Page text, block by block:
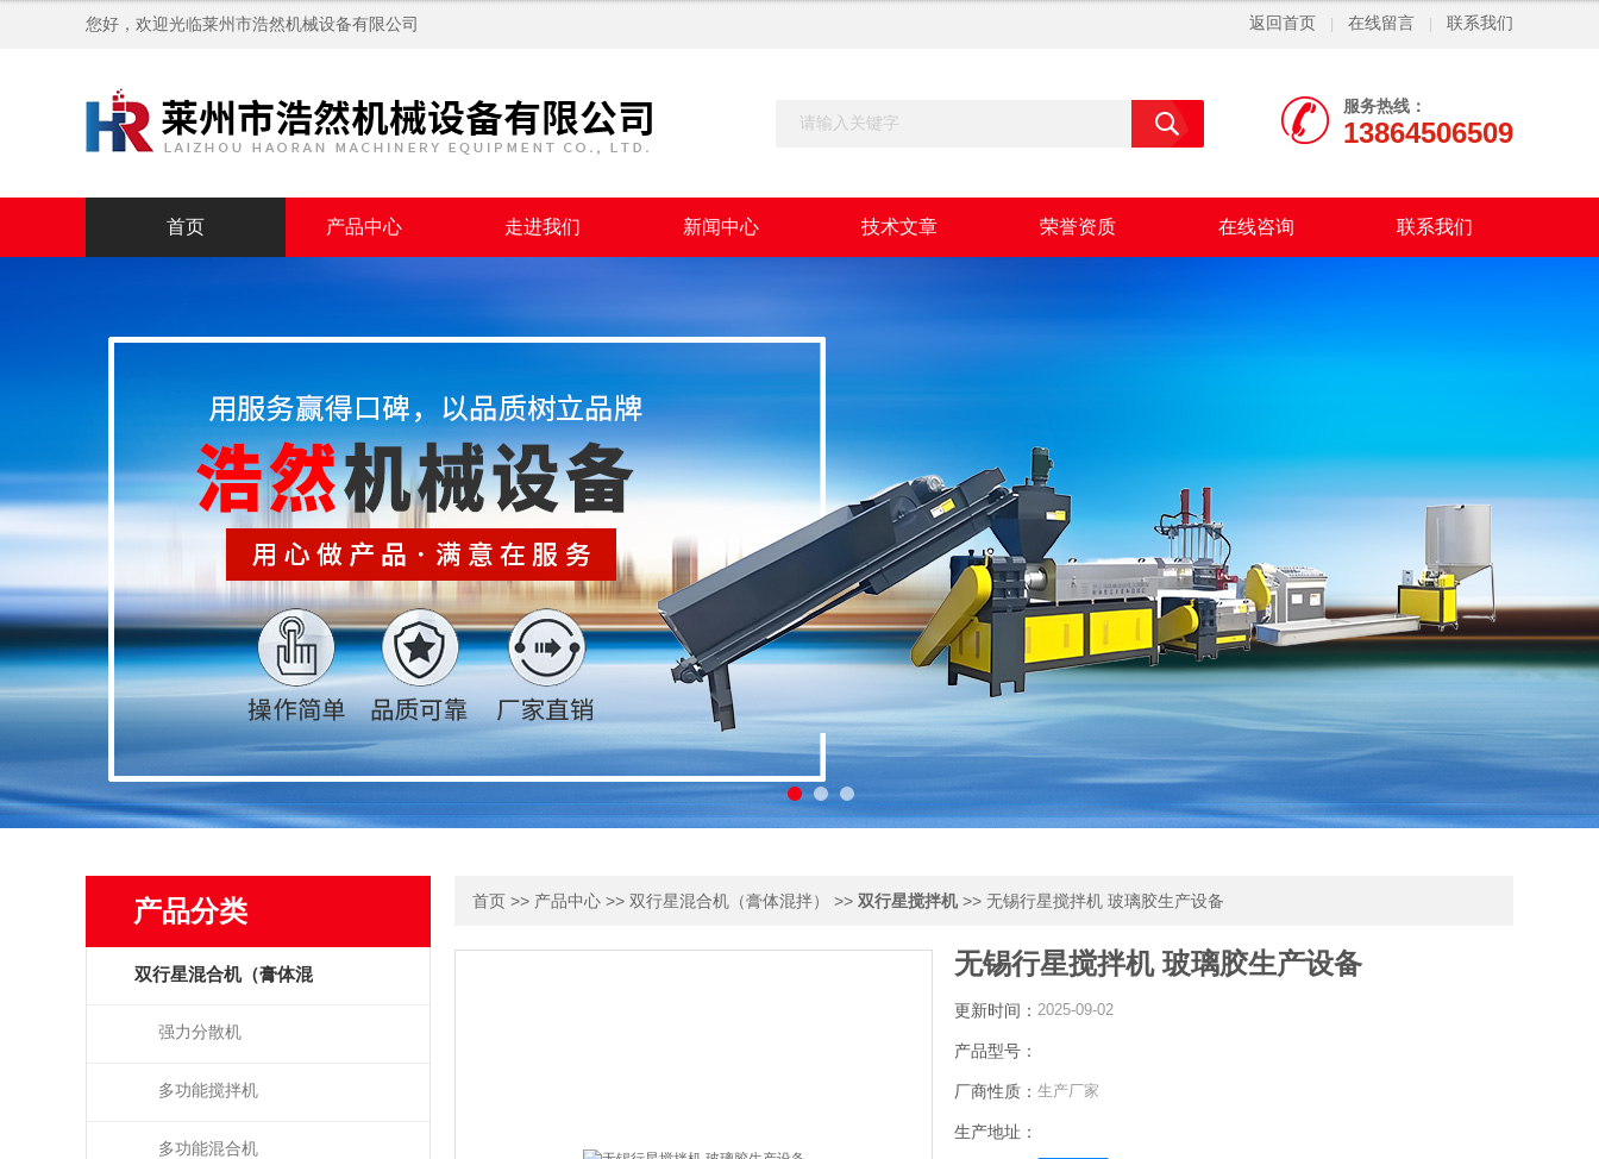
您好，欢迎光临莱州市浩然机械设备有限公司 返回首页 在线留言 联系我们
服务热线：
13864506509
首页 产品中心 走进我们 新闻中心 技术文章 荣誉资质 在线咨询 联系我们
产品分类
双行星混合机（膏体混
拌）强力分散机
多功能搅拌机
多功能混合机
首页 >> 产品中心 >> 双行星混合机（膏体混拌） >> 双行星搅拌机 >> 无锡行星搅拌机 玻璃胶生产设备
无锡行星搅拌机 玻璃胶生产设备
更新时间： 2025-09-02
产品型号：
厂商性质： 生产厂家
生产地址：